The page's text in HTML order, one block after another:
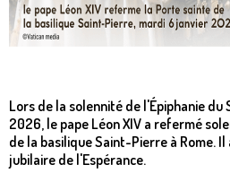
Lors de la solennité de l'Épiphanie
2026, le pape Léon XIV a refermé
de la basilique Saint-Pierre à Rome.
jubilaire de l'Espérance.